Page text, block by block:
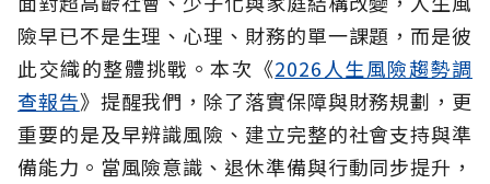
險早已不是生理、心理、財務的單一課題，而是彼
此交織的整體挑戰。本次《2026人生風險趨勢調
查報告》提醒我們，除了落實保障與財務規劃，更
重要的是及早辨識風險、建立完整的社會支持與準
備能力。當風險意識、退休準備與行動同步提升，